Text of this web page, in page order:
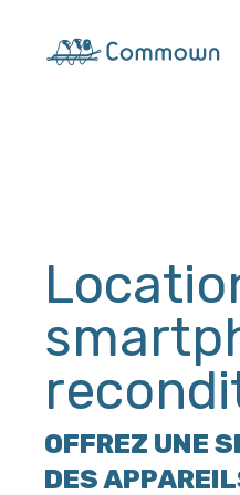
OFFREZ UNE
DES